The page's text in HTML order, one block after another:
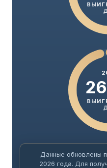
Данные обновлены
2026 года. Для